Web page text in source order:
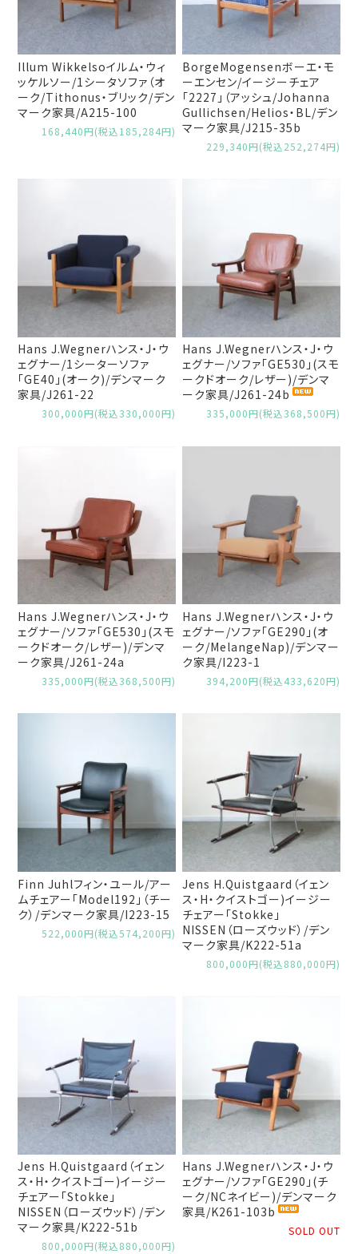
Illum Wikkelsoイルム・ウィ
ッケルソー/1シータソファ（オ
ーク/Tithonus・ブリック/デン
マーク家具/A215-100
168,440円(税込185,284円)
BorgeMogensenボーエ・モ
ーエンセン/イージーチェア
「2227」（アッシュ/Johanna
Gullichsen/Helios・BL/デン
マーク家具/J215-35b
229,340円(税込252,274円)
Hans J.Wegnerハンス・J・ウ
ェグナー/1シーターソファ
「GE40」(オーク)/デンマーク
家具/J261-22
300,000円(税込330,000円)
Hans J.Wegnerハンス・J・ウ
ェグナー/ソファ「GE530」(スモ
ークドオーク/レザー)/デンマ
ーク家具/J261-24b
335,000円(税込368,500円)
Hans J.Wegnerハンス・J・ウ
ェグナー/ソファ「GE530」(スモ
ークドオーク/レザー)/デンマ
ーク家具/J261-24a
335,000円(税込368,500円)
Hans J.Wegnerハンス・J・ウ
ェグナー/ソファ「GE290」(オ
ーク/MelangeNap)/デンマー
ク家具/I223-1
394,200円(税込433,620円)
Finn Juhlフィン・ユール/アー
ムチェアー「Model192」（チー
ク）/デンマーク家具/I223-15
522,000円(税込574,200円)
Jens H.Quistgaard（イェン
ス・H・クイストゴー)イージー
チェアー「Stokke」
NISSEN（ローズウッド）/デン
マーク家具/K222-51a
800,000円(税込880,000円)
Jens H.Quistgaard（イェン
ス・H・クイストゴー)イージー
チェアー「Stokke」
NISSEN（ローズウッド）/デン
マーク家具/K222-51b
800,000円(税込880,000円)
Hans J.Wegnerハンス・J・ウ
ェグナー/ソファ「GE290」(チ
ーク/NCネイビー)/デンマーク
家具/K261-103b
SOLD OUT